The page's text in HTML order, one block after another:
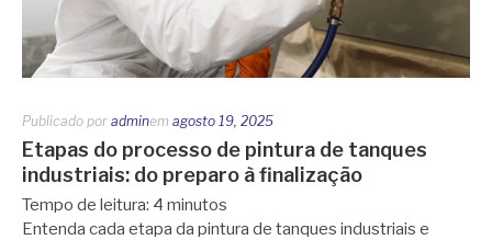
Publicado por adminem agosto 19, 2025
Etapas do processo de pintura de tanques
industriais: do preparo à finalização
Tempo de leitura: 4 minutos
Entenda cada etapa da pintura de tanques industriais e